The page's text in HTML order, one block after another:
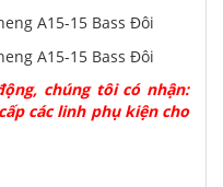
chúng tôi có nhận:
các linh phụ kiện cho